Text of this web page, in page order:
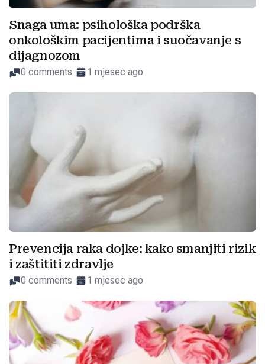
Snaga uma: psihološka podrška
onkološkim pacijentima i suočavanje s
dijagnozom
0 comments 1 mjesec ago
Prevencija raka dojke: kako smanjiti rizik
i zaštititi zdravlje
0 comments 1 mjesec ago